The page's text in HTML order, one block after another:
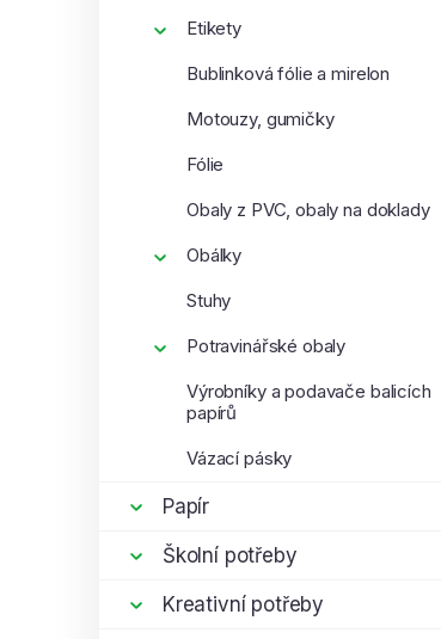
Etikety
Bublinková fólie a mirelon
Motouzy, gumičky
Fólie
Obaly z PVC, obaly na doklady
Obálky
Stuhy
Potravinářské obaly
Výrobníky a podavače balicích
papírů
Vázací pásky
Papír
Školní potřeby
Kreativní potřeby